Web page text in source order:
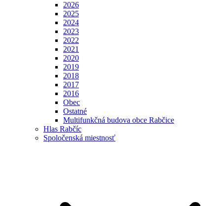
2026
2025
2024
2023
2022
2021
2020
2019
2018
2017
2016
Obec
Ostatné
Multifunkčná budova obce Rabčice
Hlas Rabčíc
Spoločenská miestnosť